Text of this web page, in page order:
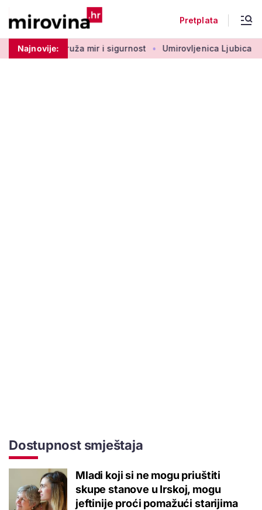
Pretplata
Najnovije:Pruža mir i sigurnost Umirovljenica Ljubica
Dostupnost smještaja
Mladi koji si ne mogu priuštiti
skupe stanove u Irskoj, mogu
jeftinije proći pomažući starijima